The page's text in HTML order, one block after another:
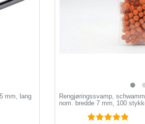
mm, lang
Rengjøringssvamp,
nom. bredde 7 mm, 100